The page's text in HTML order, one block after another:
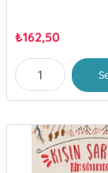
₺162,50